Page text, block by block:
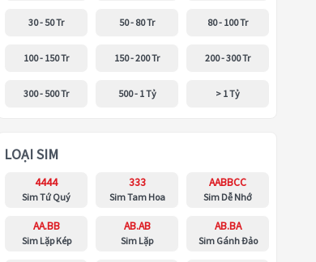
30 - 50 Tr 50 - 80 Tr 80 - 100 Tr
100 - 150 Tr 150 - 200 Tr 200 - 300 Tr
300 - 500 Tr 500 - 1 Tỷ > 1 Tỷ
LOẠI SIM
4444
Sim Tứ Quý
333
Sim Tam Hoa
AABBCC
Sim Dễ Nhớ
AA.BB
Sim Lặp Kép
AB.AB
Sim Lặp
AB.BA
Sim Gánh Đảo